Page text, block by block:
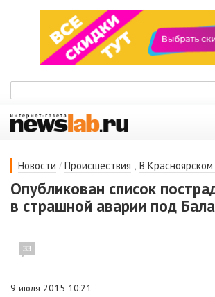
Новости / Происшествия , В Красноярском
Опубликован список
в страшной аварии под
33
9 июля 2015 10:21